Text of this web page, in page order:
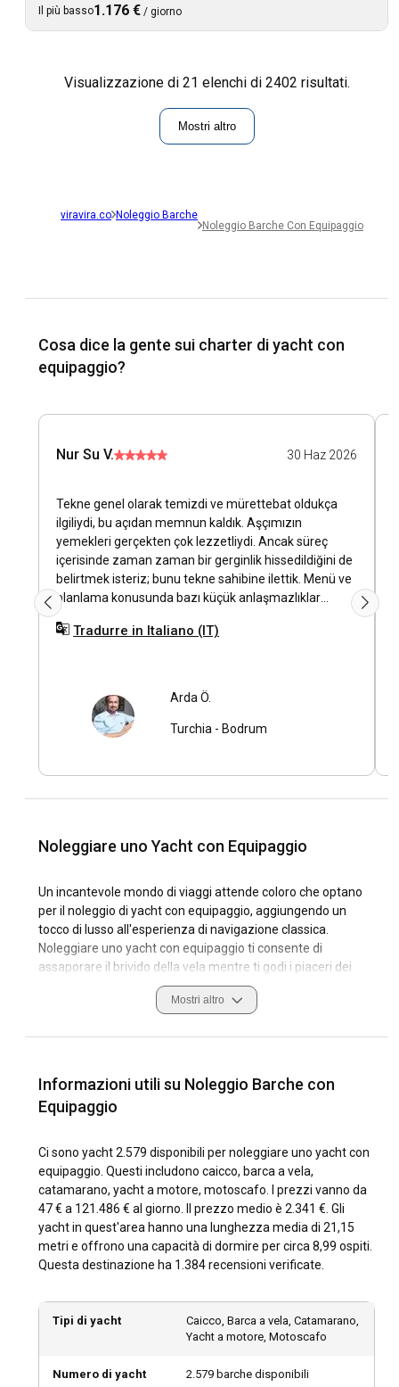
Il più basso1.176 € / giorno
Visualizzazione di 21 elenchi di 2402 risultati.
Mostri altro
viravira.co Noleggio Barche
Noleggio Barche Con Equipaggio
Cosa dice la gente sui charter di yacht con
equipaggio?
Nur Su V. 30 Haz 2026
Tekne genel olarak temizdi ve mürettebat oldukça
ilgiliydi, bu açıdan memnun kaldık. Aşçımızın
yemekleri gerçekten çok lezzetliydi. Ancak süreç
içerisinde zaman zaman bir gerginlik hissedildiğini de
belirtmek isteriz; bunu tekne sahibine ilettik. Menü ve
planlama konusunda bazı küçük anlaşmazlıklar
yaşandı. Bunların dışında genel deneyimimiz güzeldi
ve keyifli geçti.
Tradurre in Italiano (IT)
Arda Ö.
Turchia - Bodrum
Noleggiare uno Yacht con Equipaggio
Un incantevole mondo di viaggi attende coloro che optano
per il noleggio di yacht con equipaggio, aggiungendo un
tocco di lusso all'esperienza di navigazione classica.
Noleggiare uno yacht con equipaggio ti consente di
assaporare il brivido della vela mentre ti godi i piaceri dei
servizi e delle comodità di bordo premium, offerti da un
equipaggio professionale impegnato a rendere il tuo viaggio
un noleggio di yacht con equipaggio soddisfa una varietà di
ore, giornalmente o settimanalmente. Per stimolare la tua
immaginazione, esploriamo le migliori rotte, cosa mettere in
valigia per la tua spedizione e consigli per rendere il tuo
Quali sono le destinazioni e le rotte popolari per il
noleggio di yacht con equipaggio?
Sia che tu aspiri a una tranquilla fuga in spiaggia, a
un'avventura marina attiva o a un tour di esplorazione
culturalmente ricco, navigare con uno yacht con equipaggio
di affascinanti destinazioni come le acque azzurre del Mar
Mediterraneo, che offrono squisite miscele di cultura, storia
e bellezza paesaggistica. Cipro, rinomata per la sua
yacht con equipaggio con abbondante bellezza naturale
Mostri altro
Informazioni utili su Noleggio Barche con
Equipaggio
Ci sono yacht 2.579 disponibili per noleggiare uno yacht con
equipaggio. Questi includono caicco, barca a vela,
catamarano, yacht a motore, motoscafo. I prezzi vanno da
47 € a 121.486 € al giorno. Il prezzo medio è 2.341 €. Gli
yacht in quest'area hanno una lunghezza media di 21,15
metri e offrono una capacità di dormire per circa 8,99 ospiti.
Questa destinazione ha 1.384 recensioni verificate.
Tipi di yacht
Caicco, Barca a vela, Catamarano,
Yacht a motore, Motoscafo
Numero di yacht 2.579 barche disponibili